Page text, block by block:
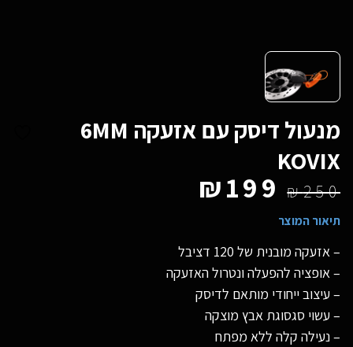
KOVIX
₪250
₪199
תיאור המוצר
– אזעקה מובנית של 120 דציבל
– אופציה להפעלה ונטרול האזעקה
– עיצוב ייחודי מותאם לדיסק
– עשוי סגסוגת אבץ מוצקה
– נעילה קלה ללא מפתח